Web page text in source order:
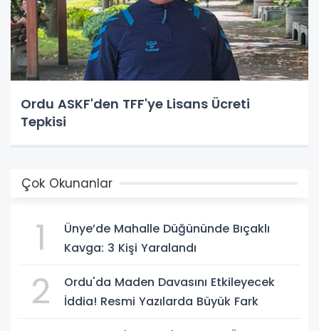
Ordu ASKF'den TFF'ye Lisans Ücreti
Tepkisi
Çok Okunanlar
1
Ünye’de Mahalle Düğününde Bıçaklı
Kavga: 3 Kişi Yaralandı
2
Ordu'da Maden Davasını Etkileyecek
İddia! Resmi Yazılarda Büyük Fark